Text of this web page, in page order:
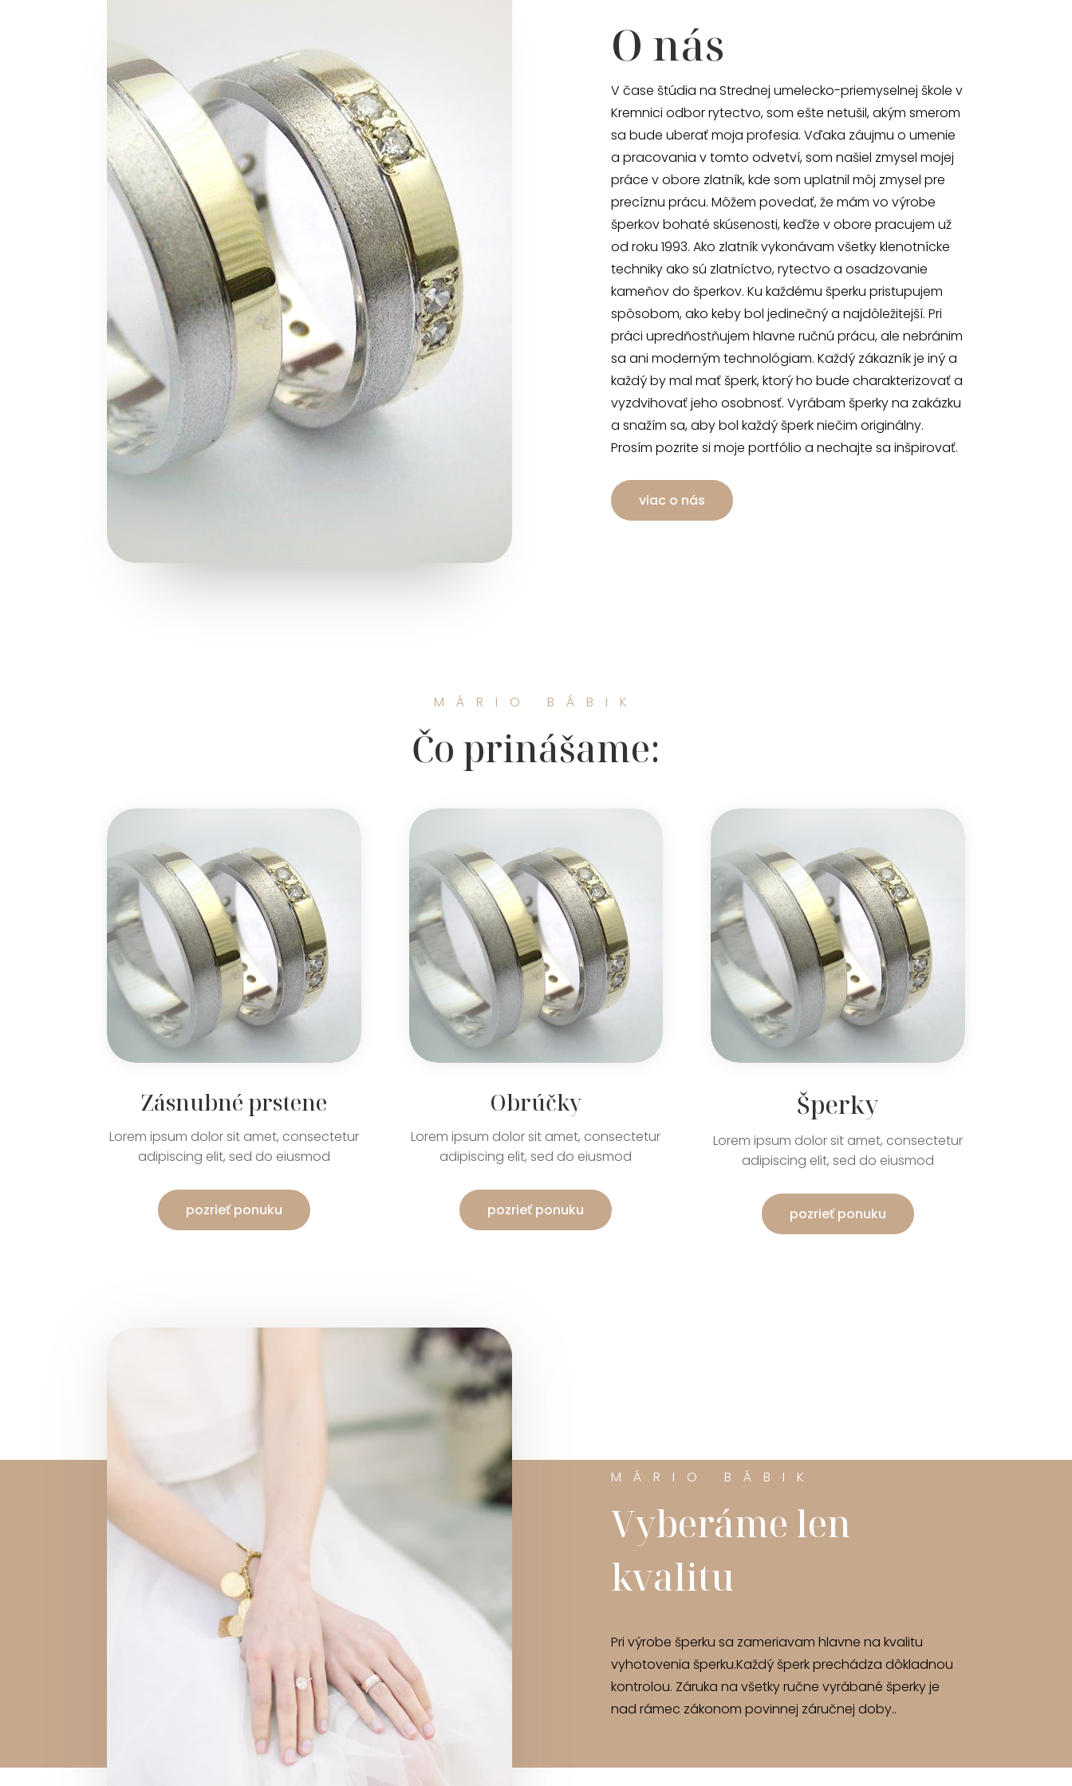
O nás
V čase štúdia na Strednej umelecko-priemyselnej škole v
Kremnici odbor rytectvo, som ešte netušil, akým smerom
sa bude uberať moja profesia. Vďaka záujmu o umenie
a pracovania v tomto odvetví, som našiel zmysel mojej
práce v obore zlatník, kde som uplatnil môj zmysel pre
precíznu prácu. Môžem povedať, že mám vo výrobe
šperkov bohaté skúsenosti, keďže v obore pracujem už
od roku 1993. Ako zlatník vykonávam všetky klenotnícke
techniky ako sú zlatníctvo, rytectvo a osadzovanie
kameňov do šperkov. Ku každému šperku pristupujem
spôsobom, ako keby bol jedinečný a najdôležitejší. Pri
práci upredňostňujem hlavne ručnú prácu, ale nebránim
sa ani moderným technológiam. Každý zákazník je iný a
každý by mal mať šperk, ktorý ho bude charakterizovať a
vyzdvihovať jeho osobnosť. Vyrábam šperky na zakázku
a snažím sa, aby bol každý šperk niečim originálny.
Prosím pozrite si moje portfólio a nechajte sa inšpirovať.
viac o nás
MÁRIO BÁBIK
Čo prinášame:
Zásnubné prstene
Lorem ipsum dolor sit amet, consectetur
adipiscing elit, sed do eiusmod
pozrieť ponuku
Obrúčky
Lorem ipsum dolor sit amet, consectetur
adipiscing elit, sed do eiusmod
pozrieť ponuku
Šperky
Lorem ipsum dolor sit amet, consectetur
adipiscing elit, sed do eiusmod
pozrieť ponuku
MÁRIO BÁBIK
Vyberáme len
kvalitu
Pri výrobe šperku sa zameriavam hlavne na kvalitu
vyhotovenia šperku.Každý šperk prechádza dôkladnou
kontrolou. Záruka na všetky ručne vyrábané šperky je
nad rámec zákonom povinnej záručnej doby..